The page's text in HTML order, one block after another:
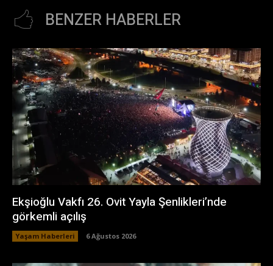
BENZER HABERLER
Ekşioğlu Vakfı 26. Ovit Yayla Şenlikleri’nde
görkemli açılış
Yaşam Haberleri 6 Ağustos 2026